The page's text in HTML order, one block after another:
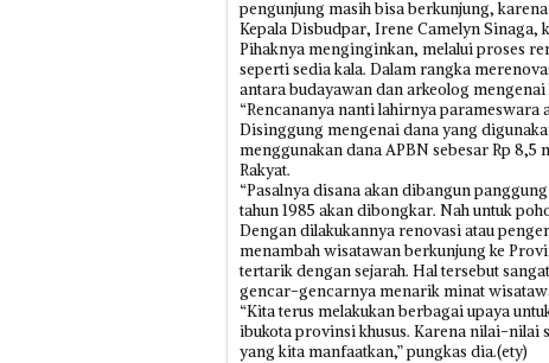
pengunjung masih bisa berkunjung,
Kepala Disbudpar, Irene Camelyn
Pihaknya menginginkan, melalui proses
seperti sedia kala. Dalam rangka
antara budayawan dan arkeolog
“Rencananya nanti lahirnya parameswara
Disinggung mengenai dana yang
menggunakan dana APBN sebesar Rp
Rakyat.
“Pasalnya disana akan dibangun
tahun 1985 akan dibongkar. Nah untuk
Dengan dilakukannya renovasi atau
menambah wisatawan berkunjung ke
tertarik dengan sejarah. Hal tersebut
gencar-gencarnya menarik minat
“Kita terus melakukan berbagai upaya
ibukota provinsi khusus. Karena nilai-nilai
yang kita manfaatkan,” pungkas dia.(ety)